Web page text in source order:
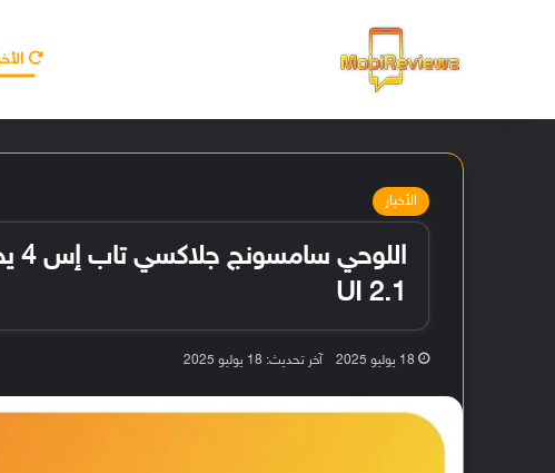
الأخبار
UI 2.1
18 يوليو 2025 آخر تحديث: 18 يوليو 2025